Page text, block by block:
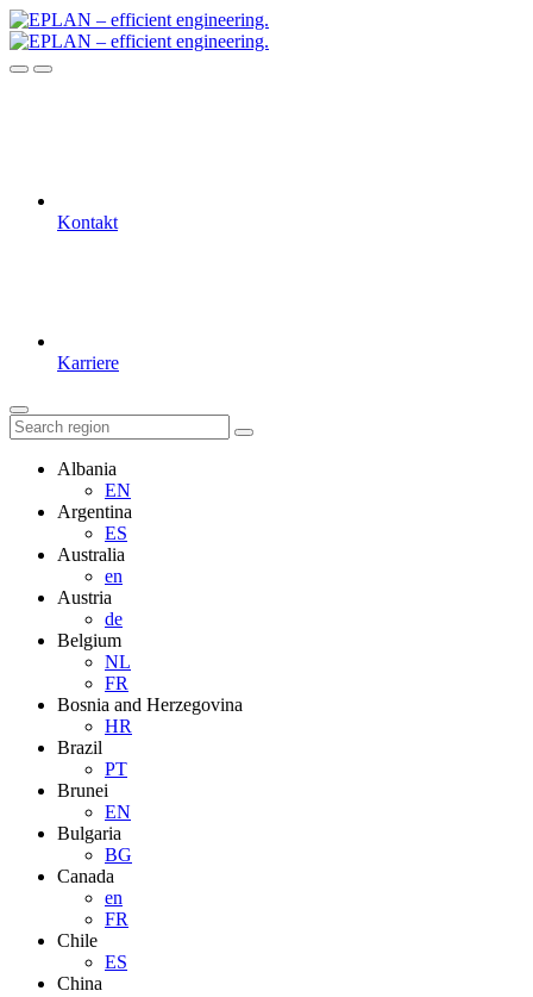
Kontakt
Karriere
Albania
EN
Argentina
ES
Australia
en
Austria
de
Belgium
NL
FR
Bosnia and Herzegovina
HR
Brazil
PT
Brunei
EN
Bulgaria
BG
Canada
en
FR
Chile
ES
China